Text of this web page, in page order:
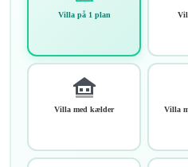
Villa på 1 plan
Villa med kælder Villa